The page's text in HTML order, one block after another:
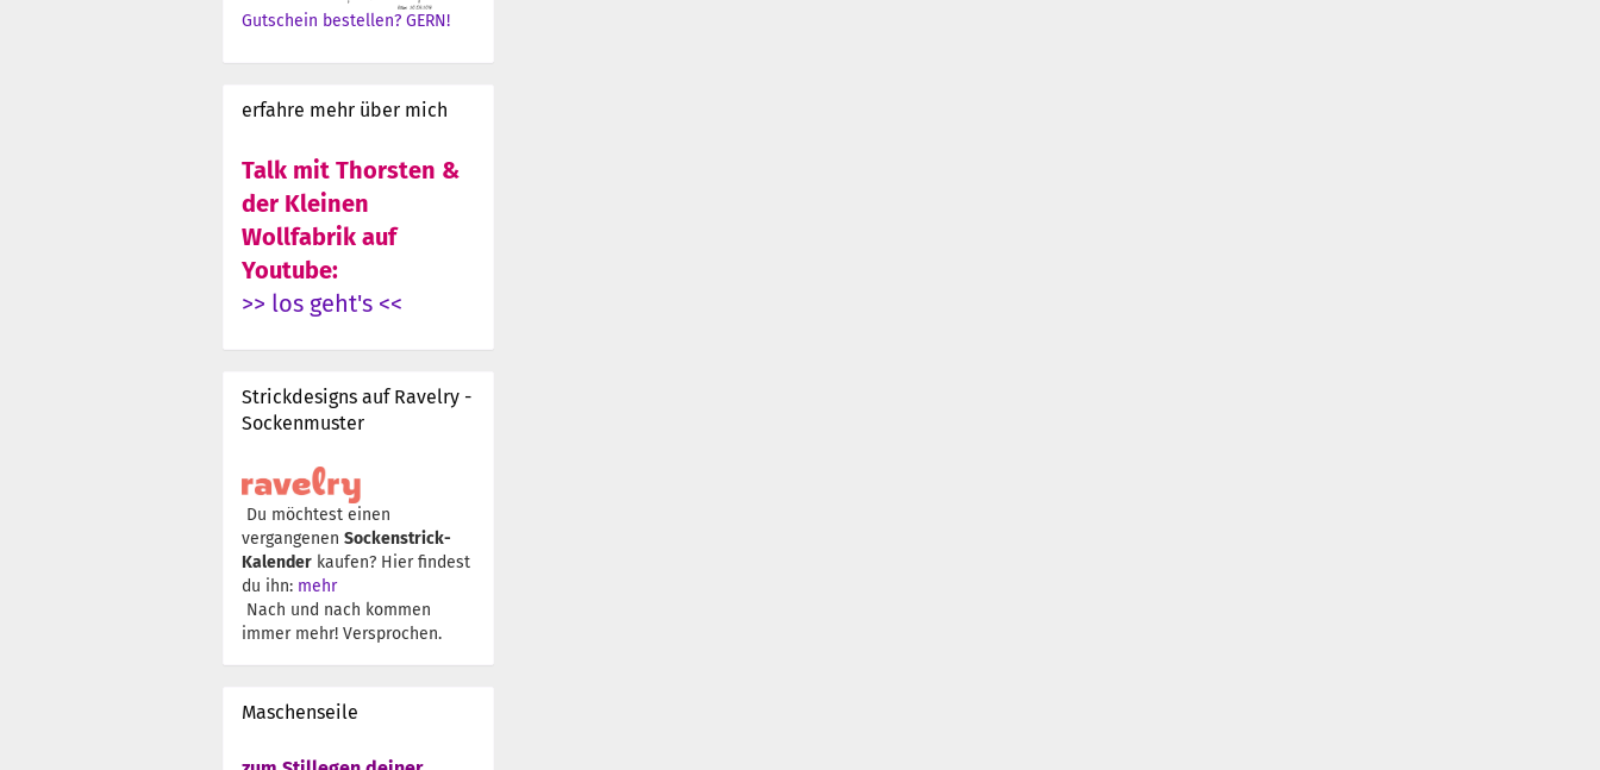
Gutschein bestellen? GERN!
erfahre mehr über mich
Talk mit Thorsten &
der Kleinen
Wollfabrik auf
Youtube:
>> los geht's <<
Strickdesigns auf Ravelry -
Sockenmuster
Du möchtest einen
vergangenen Sockenstrick-
Kalender kaufen? Hier findest
du ihn: mehr
Nach und nach kommen
immer mehr! Versprochen.
Maschenseile